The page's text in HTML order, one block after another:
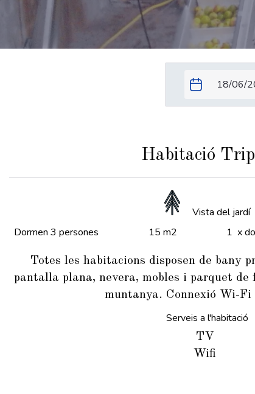
Habitació
Vista del jardí
Dormen 3 persones
15 m2 1 x
Totes les habitacions disposen de bany
pantalla plana, nevera, mobles i parquet
muntanya. Connexió Wi-
Serveis a l'habitació
TV
Wifi